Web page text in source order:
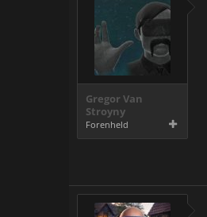
Gregor Van
Stroyny
Forenheld